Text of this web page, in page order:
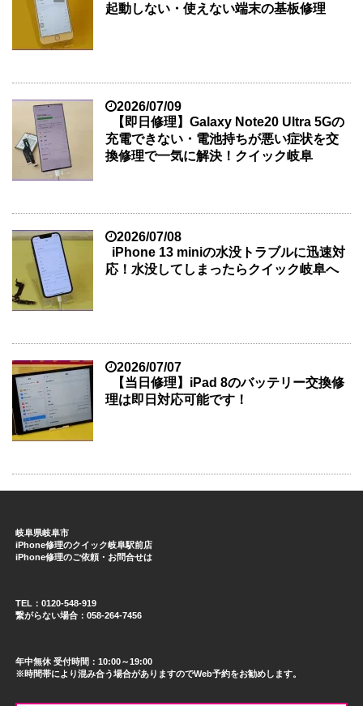
起動しない・使えない端末の基板修理
2026/07/09
【即日修理】Galaxy Note20 Ultra 5Gの
充電できない・電池持ちが悪い症状を交
換修理で一気に解決！クイック岐阜
2026/07/08
iPhone 13 miniの水没トラブルに迅速対
応！水没してしまったらクイック岐阜へ
2026/07/07
【当日修理】iPad 8のバッテリー交換修
理は即日対応可能です！
岐阜県岐阜市
iPhone修理のクイック岐阜駅前店
iPhone修理のご依頼・お問合せは
TEL：0120-548-919
繋がらない場合：058-264-7456
年中無休 受付時間：10:00～19:00
※時間帯により混み合う場合がありますのでWeb予約をお勧めします。